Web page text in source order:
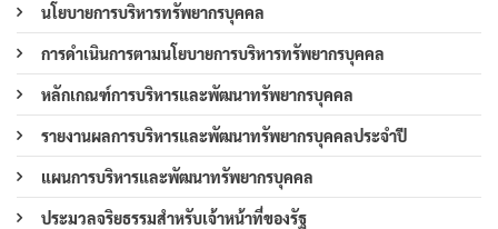
นโยบายการบริหารทรัพยากรบุคคล
การดำเนินการตามนโยบายการบริหารทรัพยากรบุคคล
หลักเกณฑ์การบริหารและพัฒนาทรัพยากรบุคคล
รายงานผลการบริหารและพัฒนาทรัพยากรบุคคลประจำปี
แผนการบริหารและพัฒนาทรัพยากรบุคคล
ประมวลจริยธรรมสำหรับเจ้าหน้าที่ของรัฐ